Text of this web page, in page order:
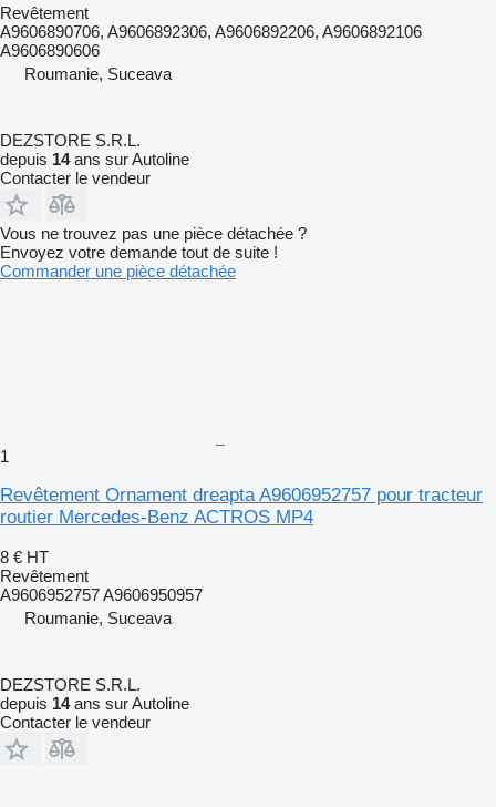
Revêtement
A9606890706, A9606892306, A9606892206, A9606892106
A9606890606
Roumanie, Suceava
DEZSTORE S.R.L.
depuis 14ans sur Autoline
Contacter le vendeur
Vous ne trouvez pas une pièce détachée ?
Envoyez votre demande tout de suite !
Commander une pièce détachée
1
Revêtement Ornament dreapta A9606952757 pour tracteur
routier Mercedes-Benz ACTROS MP4
8 € HT
Revêtement
A9606952757 A9606950957
Roumanie, Suceava
DEZSTORE S.R.L.
depuis 14ans sur Autoline
Contacter le vendeur